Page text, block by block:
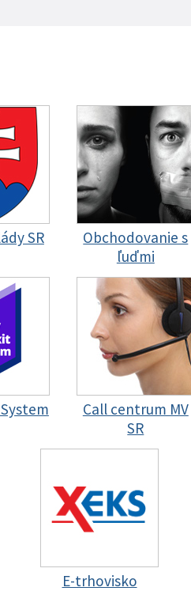
SR
Obchodovanie s
ľuďmi
Call centrum MV
SR
E-trhovisko